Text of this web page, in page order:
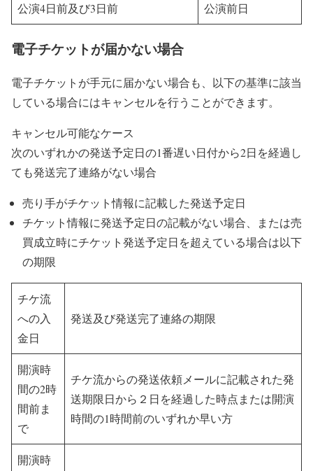
公演4日前及び3日前 公演前日
電子チケットが届かない場合
電子チケットが手元に届かない場合も、以下の基準に該当
している場合にはキャンセルを行うことができます。
キャンセル可能なケース
次のいずれかの発送予定日の1番遅い日付から2日を経過し
ても発送完了連絡がない場合
売り手がチケット情報に記載した発送予定日
チケット情報に発送予定日の記載がない場合、または売
買成立時にチケット発送予定日を超えている場合は以下
の期限
チケ流
への入
金日
発送及び発送完了連絡の期限
開演時
間の2時
間前ま
で
チケ流からの発送依頼メールに記載された発
送期限日から２日を経過した時点または開演
時間の1時間前のいずれか早い方
開演時